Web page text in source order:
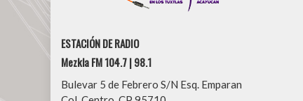
ESTACIÓN DE RADIO
Mezkla FM 104.7 | 98.1
Bulevar 5 de Febrero S/N Esq. Emparan